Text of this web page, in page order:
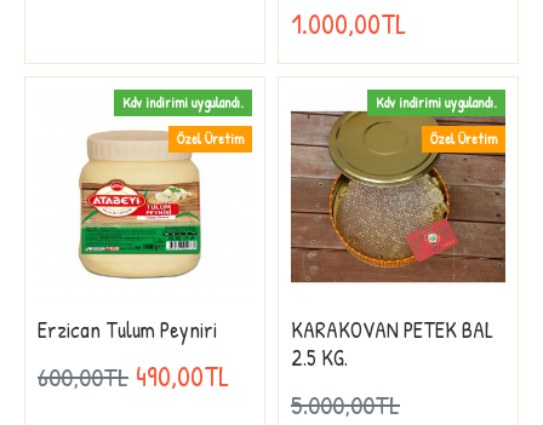
1.000,00TL
Özel Üretim
Kdv indirimi uygulandı.
Erzican Tulum Peyniri
600,00TL 490,00TL
Özel Üretim
Kdv indirimi uygulandı.
KARAKOVAN PETEK BAL
2.5 KG.
5.000,00TL